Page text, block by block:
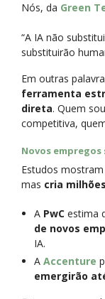
Nós, da Green
“A IA não
substituirão
Em outras
ferramenta
direta. Quem
competitiva,
Novos
Estudos
mas cria
A PwC estima
de novos
IA.
A Accenture
emergirão